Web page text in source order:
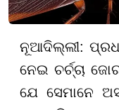
ନୂଆଦିଲ୍ଲୀ:
ନେଇ ଚର୍ଚ୍ଚା
ଯେ ସେମାନେ